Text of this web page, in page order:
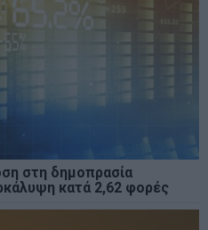
στη δημοπρασία
κατά 2,62 φορές